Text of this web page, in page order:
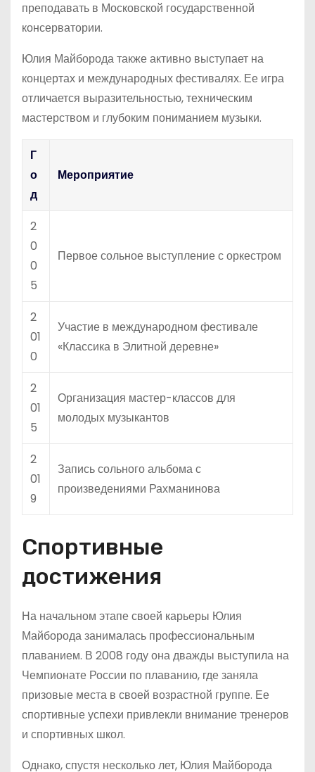
преподавать в Московской государственной
консерватории.
Юлия Майборода также активно выступает на
концертах и международных фестивалях. Ее игра
отличается выразительностью, техническим
мастерством и глубоким пониманием музыки.
Г
о
д
Мероприятие
2
0
0
5
Первое сольное выступление с оркестром
2
01
0
Участие в международном фестивале
«Классика в Элитной деревне»
2
01
5
Организация мастер-классов для
молодых музыкантов
2
01
9
Запись сольного альбома с
произведениями Рахманинова
Спортивные
достижения
На начальном этапе своей карьеры Юлия
Майборода занималась профессиональным
плаванием. В 2008 году она дважды выступила на
Чемпионате России по плаванию, где заняла
призовые места в своей возрастной группе. Ее
спортивные успехи привлекли внимание тренеров
и спортивных школ.
Однако, спустя несколько лет, Юлия Майборода